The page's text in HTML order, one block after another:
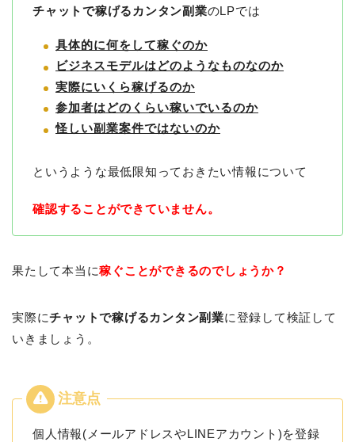
チャットで稼げるカンタン副業のLPでは
具体的に何をして稼ぐのか
ビジネスモデルはどのようなものなのか
実際にいくら稼げるのか
参加者はどのくらい稼いでいるのか
怪しい副業案件ではないのか
というような最低限知っておきたい情報について
確認することができていません。
果たして本当に稼ぐことができるのでしょうか？
実際にチャットで稼げるカンタン副業に登録して検証して
いきましょう。
個人情報(メールアドレスやLINEアカウント)を登録